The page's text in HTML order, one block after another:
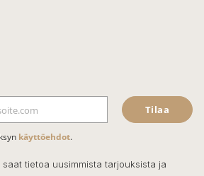
Tilaa
käyttöehdot.
tietoa uusimmista tarjouksista ja